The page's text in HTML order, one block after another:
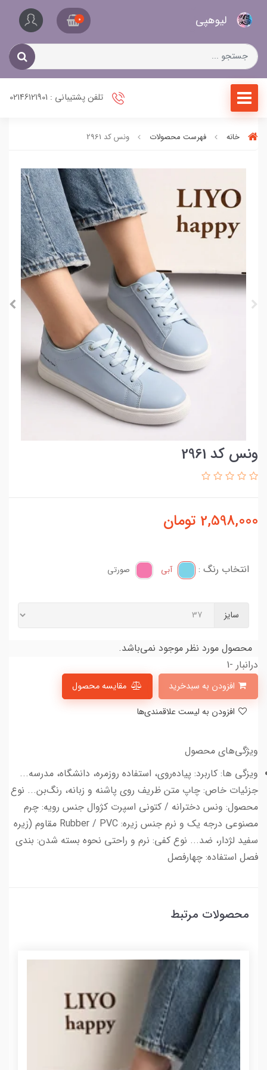
لیو‌هپی 0
تلفن پشتیبانی : 02146121901
خانه فهرست محصولات ونس کد 2961
ونس کد 2961
2,598,000 تومان
انتخاب رنگ : آبی صورتی
سایز
محصول مورد نظر موجود نمی‌باشد.
درانبار -1
مقایسه محصول
ویژگی‌های محصول
ویزگی ها: کاربرد: پیاده‌روی، استفاده روزمره، دانشگاه، مدرسه...
جزئیات خاص: چاپ متن ظریف روی پاشنه و زبانه، رنگ‌بن... نوع
محصول: ونس دخترانه / کتونی اسپرت کژوال جنس رویه: چرم
مصنوعی درجه یک و نرم جنس زیره: Rubber / PVC مقاوم (زیره
سفید لژدار، ضد... نوع کفی: نرم و راحتی نحوه بسته شدن: بندی
فصل استفاده: چهارفصل
محصولات مرتبط